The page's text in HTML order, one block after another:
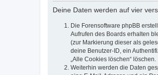
Deine Daten werden auf vier
Die Forensoftware phpBB
Aufrufen des Boards erhalten
(zur Markierung dieser als
deine Benutzer-ID, ein
„Alle Cookies löschen“ löschen.
Weiterhin werden die Daten